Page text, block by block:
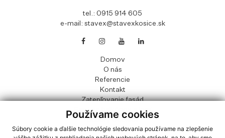
Používame cookies
Súbory cookie a ďalšie technológie sledovania používame na zlepšenie
tel.: 0915 914 605
e-mail: stavex@stavexkosice.sk
Domov
O nás
Referencie
Kontakt
Zatepľovanie fasád
Sanácia balkónov a logií
Súbory Cookies
OOU